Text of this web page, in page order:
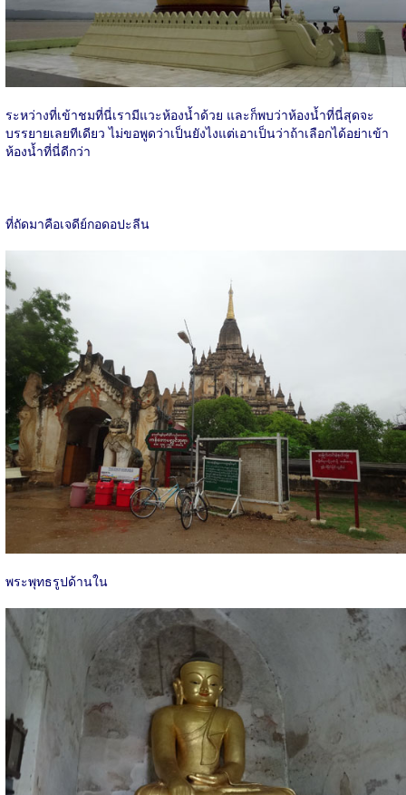
ระหว่างที่เข้าชมที่นี่เรามีแวะห้องน้ำด้วย และก็พบว่าห้องน้ำที่นี่สุดจะ
บรรยายเลยทีเดียว ไม่ขอพูดว่าเป็นยังไงแต่เอาเป็นว่าถ้าเลือกได้อย่าเข้า
ห้องน้ำที่นี่ดีกว่า
ที่ถัดมาคือเจดีย์กอดอปะลีน
พระพุทธรูปด้านใน